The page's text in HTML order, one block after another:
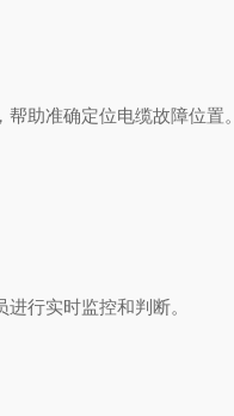
助准确定位电缆故障位置。
行实时监控和判断。